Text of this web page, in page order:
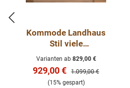
Kommode Landhaus
Stil viele
Schubladen
Varianten ab829,00 €
Verkaufspreis:
929,00 € Regulärer Preis:
1.099,00 €
(15% gespart)